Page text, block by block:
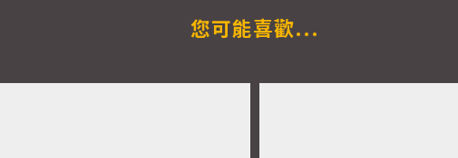
您可能喜歡...